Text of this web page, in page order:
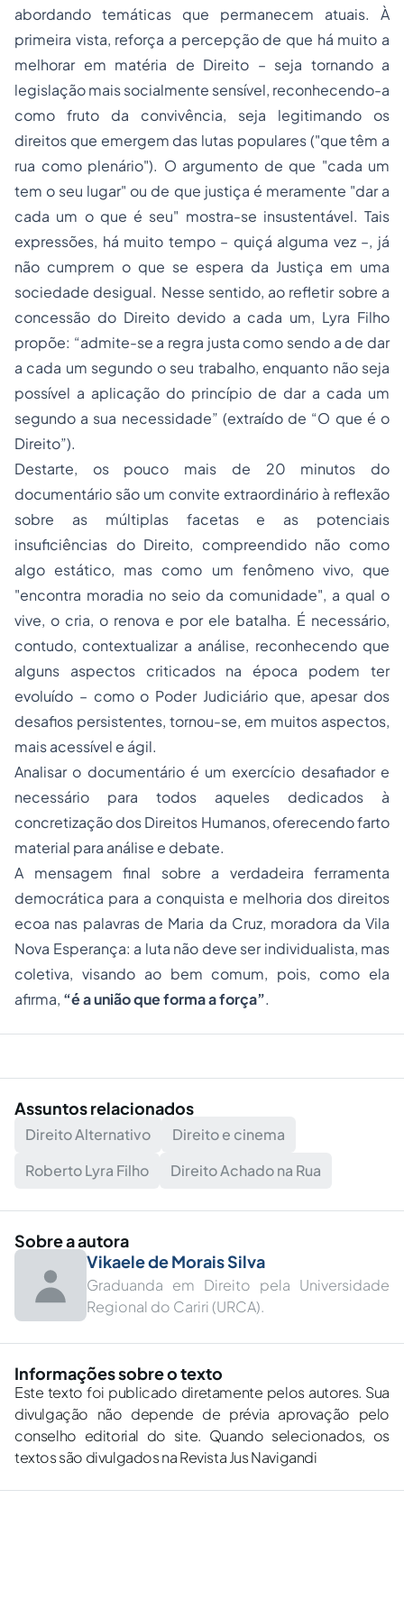
abordando temáticas que permanecem atuais. À
primeira vista, reforça a percepção de que há muito a
melhorar em matéria de Direito – seja tornando a
legislação mais socialmente sensível, reconhecendo-a
como fruto da convivência, seja legitimando os
direitos que emergem das lutas populares ("que têm a
rua como plenário"). O argumento de que "cada um
tem o seu lugar" ou de que justiça é meramente "dar a
cada um o que é seu" mostra-se insustentável. Tais
expressões, há muito tempo – quiçá alguma vez –, já
não cumprem o que se espera da Justiça em uma
sociedade desigual. Nesse sentido, ao refletir sobre a
concessão do Direito devido a cada um, Lyra Filho
propõe: “admite-se a regra justa como sendo a de dar
a cada um segundo o seu trabalho, enquanto não seja
possível a aplicação do princípio de dar a cada um
segundo a sua necessidade” (extraído de “O que é o
Direito”).
Destarte, os pouco mais de 20 minutos do
documentário são um convite extraordinário à reflexão
sobre as múltiplas facetas e as potenciais
insuficiências do Direito, compreendido não como
algo estático, mas como um fenômeno vivo, que
"encontra moradia no seio da comunidade", a qual o
vive, o cria, o renova e por ele batalha. É necessário,
contudo, contextualizar a análise, reconhecendo que
alguns aspectos criticados na época podem ter
evoluído – como o Poder Judiciário que, apesar dos
desafios persistentes, tornou-se, em muitos aspectos,
mais acessível e ágil.
Analisar o documentário é um exercício desafiador e
necessário para todos aqueles dedicados à
concretização dos Direitos Humanos, oferecendo farto
material para análise e debate.
A mensagem final sobre a verdadeira ferramenta
democrática para a conquista e melhoria dos direitos
ecoa nas palavras de Maria da Cruz, moradora da Vila
Nova Esperança: a luta não deve ser individualista, mas
coletiva, visando ao bem comum, pois, como ela
afirma, “é a união que forma a força”.
Assuntos relacionados
Direito Alternativo
Direito e cinema
Roberto Lyra Filho
Direito Achado na Rua
Sobre a autora
Vikaele de Morais Silva
Graduanda em Direito pela Universidade
Regional do Cariri (URCA).
Informações sobre o texto
Este texto foi publicado diretamente pelos autores. Sua
divulgação não depende de prévia aprovação pelo
conselho editorial do site. Quando selecionados, os
textos são divulgados na Revista Jus Navigandi